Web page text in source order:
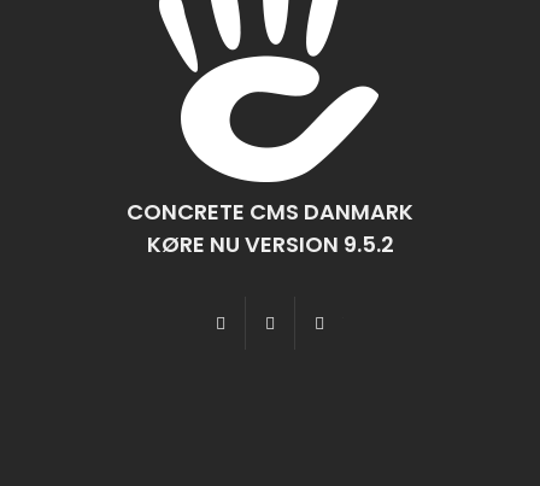
CONCRETE CMS DANMARK
KØRE NU VERSION 9.5.2
Facebook